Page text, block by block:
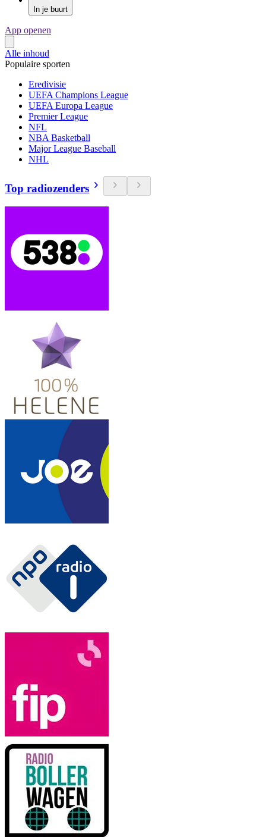
In je buurt
App openen
Alle inhoud
Populaire sporten
Eredivisie
UEFA Champions League
UEFA Europa League
Premier League
NFL
NBA Basketball
Major League Baseball
NHL
Top radiozenders